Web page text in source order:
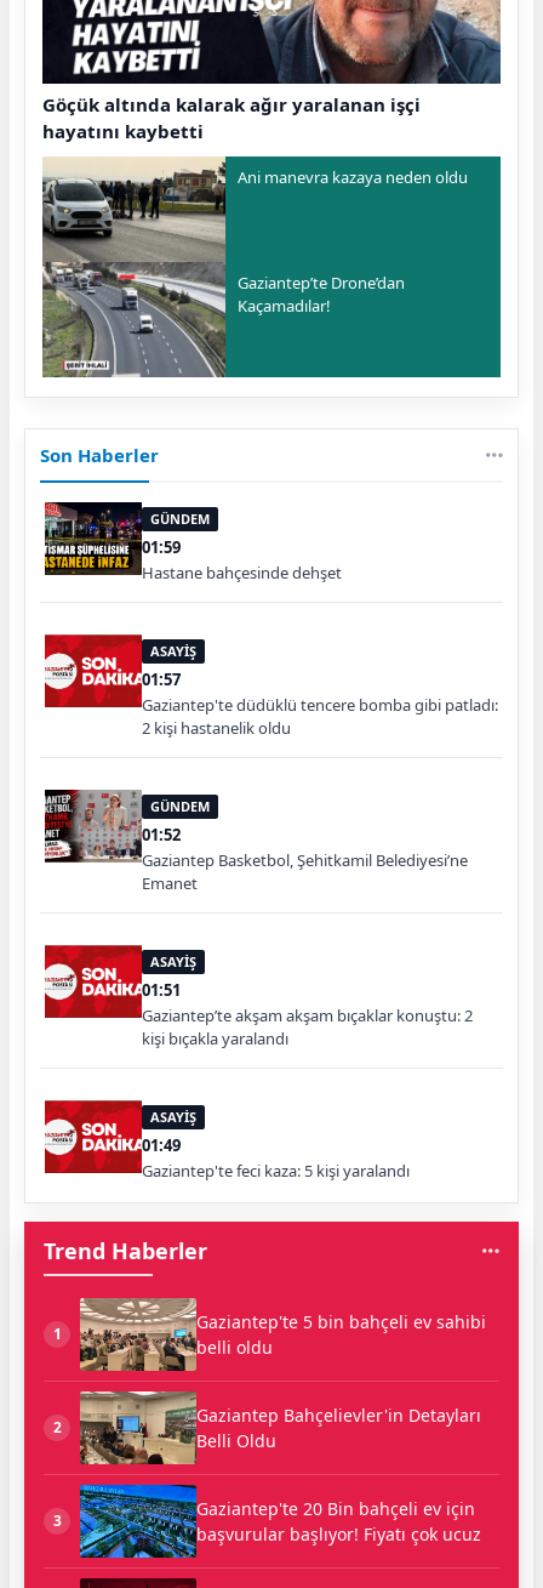
Göçük altında kalarak ağır yaralanan işçi
hayatını kaybetti
Ani manevra kazaya neden oldu
Gaziantep’te Drone’dan
Kaçamadılar!
Son Haberler
GÜNDEM
01:59
Hastane bahçesinde dehşet
ASAYİŞ
01:57
Gaziantep'te düdüklü tencere bomba gibi patladı:
2 kişi hastanelik oldu
GÜNDEM
01:52
Gaziantep Basketbol, Şehitkamil Belediyesi’ne
Emanet
ASAYİŞ
01:51
Gaziantep’te akşam akşam bıçaklar konuştu: 2
kişi bıçakla yaralandı
ASAYİŞ
01:49
Gaziantep'te feci kaza: 5 kişi yaralandı
Trend Haberler
1
Gaziantep'te 5 bin bahçeli ev sahibi
belli oldu
2
Gaziantep Bahçelievler'in Detayları
Belli Oldu
3
Gaziantep'te 20 Bin bahçeli ev için
başvurular başlıyor! Fiyatı çok ucuz